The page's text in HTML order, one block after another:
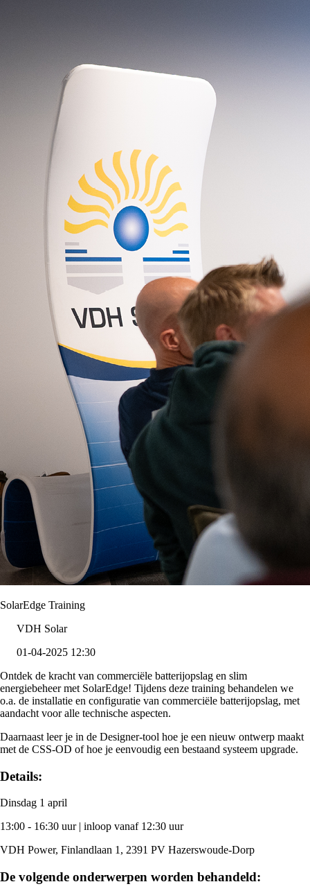
SolarEdge Training
VDH Solar
01-04-2025 12:30
Ontdek de kracht van commerciële batterijopslag en slim
energiebeheer met SolarEdge! Tijdens deze training behandelen we
o.a. de installatie en configuratie van commerciële batterijopslag, met
aandacht voor alle technische aspecten.
Daarnaast leer je in de Designer-tool hoe je een nieuw ontwerp maakt
met de CSS-OD of hoe je eenvoudig een bestaand systeem upgrade.
Details:
Dinsdag 1 april
13:00 - 16:30 uur | inloop vanaf 12:30 uur
VDH Power, Finlandlaan 1, 2391 PV Hazerswoude-Dorp
De volgende onderwerpen worden behandeld: